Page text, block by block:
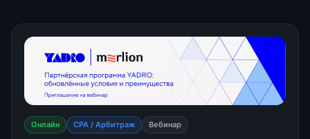
Онлайн CPA / Арбитраж Вебинар